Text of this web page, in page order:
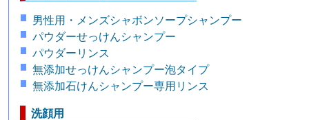
男性用・メンズシャボンソープシャンプー
パウダーせっけんシャンプー
パウダーリンス
無添加せっけんシャンプー泡タイプ
無添加石けんシャンプー専用リンス
洗顔用